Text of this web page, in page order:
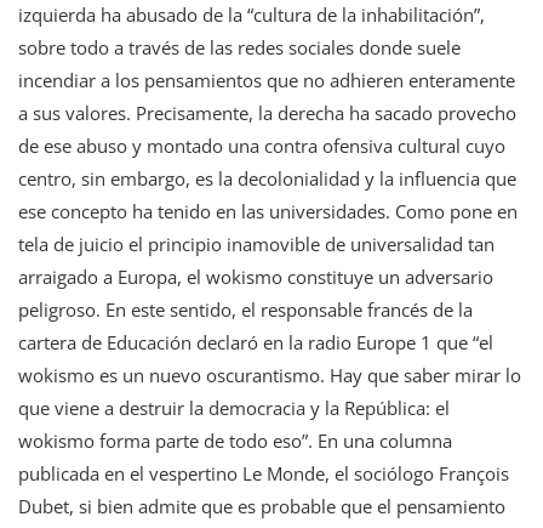
izquierda ha abusado de la “cultura de la inhabilitación”,
sobre todo a través de las redes sociales donde suele
incendiar a los pensamientos que no adhieren enteramente
a sus valores. Precisamente, la derecha ha sacado provecho
de ese abuso y montado una contra ofensiva cultural cuyo
centro, sin embargo, es la decolonialidad y la influencia que
ese concepto ha tenido en las universidades. Como pone en
tela de juicio el principio inamovible de universalidad tan
arraigado a Europa, el wokismo constituye un adversario
peligroso. En este sentido, el responsable francés de la
cartera de Educación declaró en la radio Europe 1 que “el
wokismo es un nuevo oscurantismo. Hay que saber mirar lo
que viene a destruir la democracia y la República: el
wokismo forma parte de todo eso”. En una columna
publicada en el vespertino Le Monde, el sociólogo François
Dubet, si bien admite que es probable que el pensamiento